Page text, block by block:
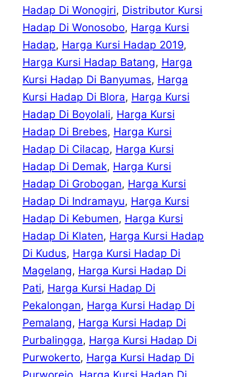
Hadap Di Wonogiri, Distributor Kursi
Hadap Di Wonosobo, Harga Kursi
Hadap, Harga Kursi Hadap 2019
Harga Kursi Hadap Batang, Harga
Kursi Hadap Di Banyumas, Harga
Kursi Hadap Di Blora, Harga Kursi
Hadap Di Boyolali, Harga Kursi
Hadap Di Brebes, Harga Kursi
Hadap Di Cilacap, Harga Kursi
Hadap Di Demak, Harga Kursi
Hadap Di Grobogan, Harga Kursi
Hadap Di Indramayu, Harga Kursi
Hadap Di Kebumen, Harga Kursi
Hadap Di Klaten, Harga Kursi Hadap
Di Kudus, Harga Kursi Hadap Di
Magelang, Harga Kursi Hadap Di
Pati, Harga Kursi Hadap Di
Pekalongan, Harga Kursi Hadap Di
Pemalang, Harga Kursi Hadap Di
Purbalingga, Harga Kursi Hadap Di
Purwokerto, Harga Kursi Hadap Di